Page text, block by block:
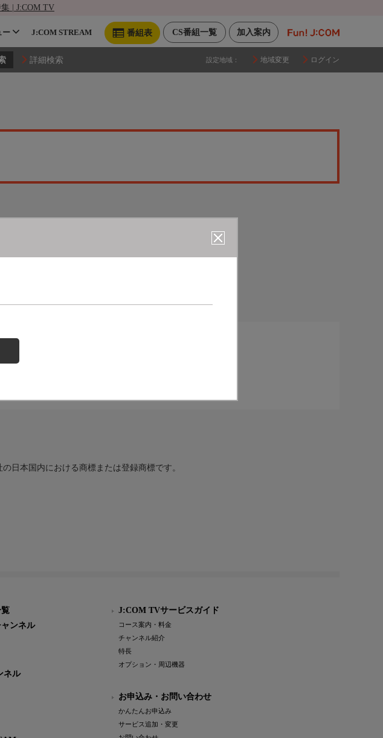
| J:COM TV
加入案内
CS番組一覧
番組表
ー J:COM STREAM
詳細検索 設定地域： 地域変更 ログイン
ネルを網羅した番組表サイトです。
番組の
日本国内における商標または登録商標です。
ンネル
ネル
J:COM TVサービスガイド
コース案内・料金
チャンネル紹介
特長
オプション・周辺機器
お申込み・お問い合わせ
かんたんお申込み
サービス追加・変更